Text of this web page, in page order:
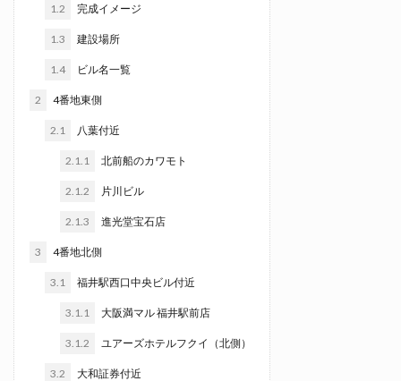
1.2 完成イメージ
1.3 建設場所
1.4 ビル名一覧
2 4番地東側
2.1 八葉付近
2.1.1 北前船のカワモト
2.1.2 片川ビル
2.1.3 進光堂宝石店
3 4番地北側
3.1 福井駅西口中央ビル付近
3.1.1 大阪満マル 福井駅前店
3.1.2 ユアーズホテルフクイ（北側）
3.2 大和証券付近